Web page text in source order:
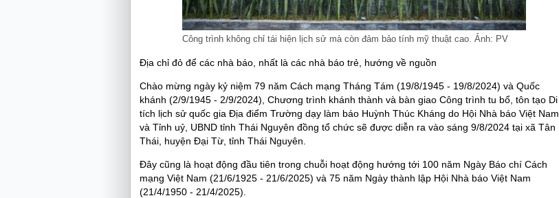
Công trình không chỉ tái hiện lịch sử mà còn đảm bảo tính mỹ thuật cao. Ảnh: PV
Địa chỉ đỏ để các nhà báo, nhất là các nhà báo trẻ, hướng về nguồn
Chào mừng ngày kỷ niệm 79 năm Cách mạng Tháng Tám (19/8/1945 - 19/8/2024) và Quốc
khánh (2/9/1945 - 2/9/2024), Chương trình khánh thành và bàn giao Công trình tu bổ, tôn tạo Di
tích lịch sử quốc gia Địa điểm Trường dạy làm báo Huỳnh Thúc Kháng do Hội Nhà báo Việt Nam
và Tỉnh uỷ, UBND tỉnh Thái Nguyên đồng tổ chức sẽ được diễn ra vào sáng 9/8/2024 tại xã Tân
Thái, huyện Đại Từ, tỉnh Thái Nguyên.
Đây cũng là hoạt động đầu tiên trong chuỗi hoạt động hướng tới 100 năm Ngày Báo chí Cách
mạng Việt Nam (21/6/1925 - 21/6/2025) và 75 năm Ngày thành lập Hội Nhà báo Việt Nam
(21/4/1950 - 21/4/2025).